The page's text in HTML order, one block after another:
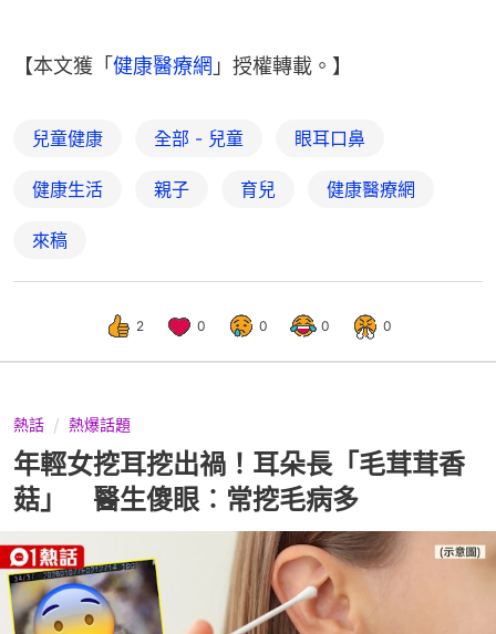
【本文獲「 健康醫療網 」授權轉載。】
兒童健康 全部 - 兒童 眼耳口鼻
健康生活 親子 育兒 健康醫療網
來稿
2 0 0 0 0
熱話 熱爆話題
年輕女挖耳挖出禍！耳朵長「毛茸茸香
菇」 醫生傻眼︰常挖毛病多